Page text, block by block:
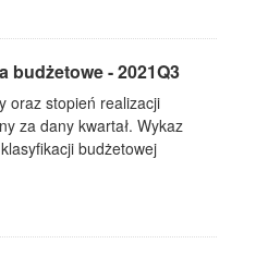
budżetowe - 2021Q3
oraz stopień realizacji
za dany kwartał. Wykaz
budżetowej